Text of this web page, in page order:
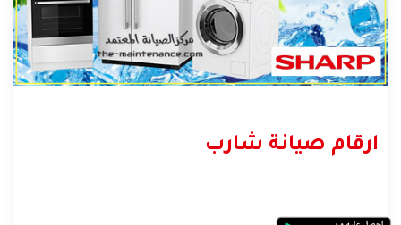
ارقام صيانة شارب